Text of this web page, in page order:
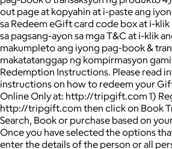
out page at kopyahin at i-paste ang
sa Redeem eGift card code box at i-
sa pagsang-ayon sa mga T&C at i-klik
makumpleto ang iyong pag-book &
makatatanggap ng kompirmasyon
Redemption Instructions. Please read
instructions on how to redeem your
Online Only at: http://tripgift.com 1)
http://tripgift.com then click on Book
Search, Book or purchase based on
Once you have selected the options
enter the details of the person or all